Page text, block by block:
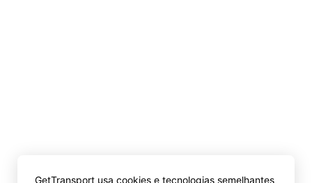
GetTransport usa cookies e tecnologias semelhantes